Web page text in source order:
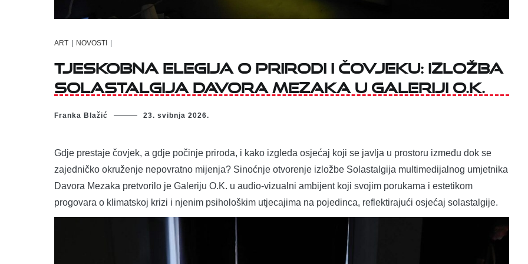
ART NOVOSTI
Tjeskobna elegija o prirodi i čovjeku: Izložba
Solastalgija Davora Mezaka u Galeriji O.K.
Franka Blažić 23. svibnja 2026.
Gdje prestaje čovjek, a gdje počinje priroda, i kako izgleda osjećaj koji se javlja u prostoru između dok se
zajedničko okruženje nepovratno mijenja? Sinoćnje otvorenje izložbe Solastalgija multimedijalnog umjetnika
Davora Mezaka pretvorilo je Galeriju O.K. u audio-vizualni ambijent koji svojim porukama i estetikom
progovara o klimatskoj krizi i njenim psihološkim utjecajima na pojedinca, reflektirajući osjećaj solastalgije.